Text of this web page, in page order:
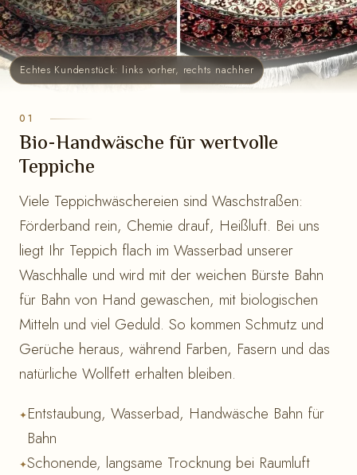
Echtes Kundenstück: links vorher, rechts nachher
Bio-Handwäsche für wertvolle
Teppiche
Viele Teppichwäschereien sind Waschstraßen:
Förderband rein, Chemie drauf, Heißluft. Bei uns
liegt Ihr Teppich flach im Wasserbad unserer
Waschhalle und wird mit der weichen Bürste Bahn
für Bahn von Hand gewaschen, mit biologischen
Mitteln und viel Geduld. So kommen Schmutz und
Gerüche heraus, während Farben, Fasern und das
natürliche Wollfett erhalten bleiben.
Entstaubung, Wasserbad, Handwäsche Bahn für
Bahn
Schonende, langsame Trocknung bei Raumluft